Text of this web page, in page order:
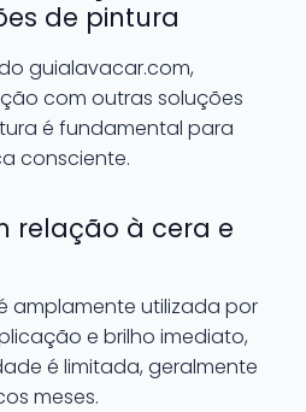
de pintura
guialavacar.com,
com outras soluções
é fundamental para
consciente.
relação à cera e
amplamente utilizada por
e brilho imediato,
é limitada, geralmente
meses.